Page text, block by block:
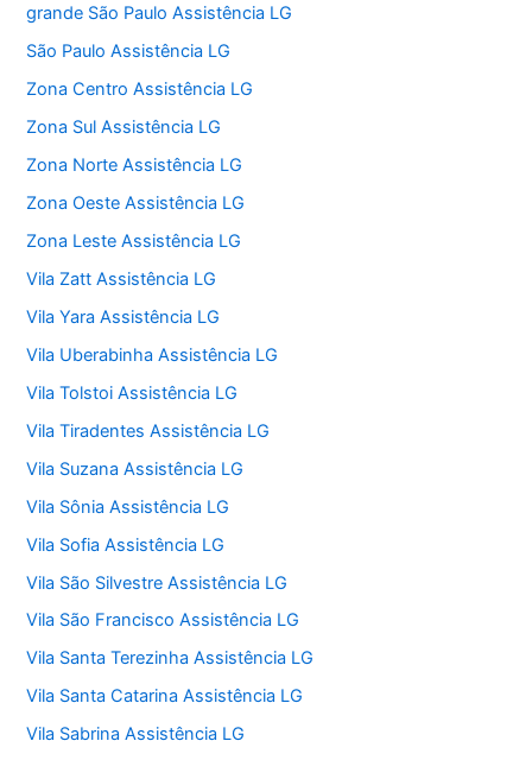
grande São Paulo Assistência LG
São Paulo Assistência LG
Zona Centro Assistência LG
Zona Sul Assistência LG
Zona Norte Assistência LG
Zona Oeste Assistência LG
Zona Leste Assistência LG
Vila Zatt Assistência LG
Vila Yara Assistência LG
Vila Uberabinha Assistência LG
Vila Tolstoi Assistência LG
Vila Tiradentes Assistência LG
Vila Suzana Assistência LG
Vila Sônia Assistência LG
Vila Sofia Assistência LG
Vila São Silvestre Assistência LG
Vila São Francisco Assistência LG
Vila Santa Terezinha Assistência LG
Vila Santa Catarina Assistência LG
Vila Sabrina Assistência LG